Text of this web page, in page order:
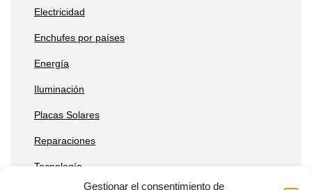
Gestionar el consentimiento de
Electricidad
Enchufes por países
Energía
Iluminación
Placas Solares
Reparaciones
Tecnología